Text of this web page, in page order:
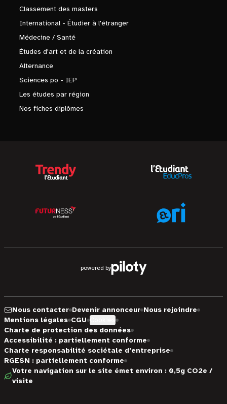
Classement des masters
International - Étudier à l'étranger
Médecine / Santé
Études d'art et de la création
Alternance
Sciences po - IEP
Les études par région
Nos fiches diplômes
powered by
Nous contacter Devenir annonceur Nous rejoindre
Mentions légales CGU
Charte de protection des données
Accessibilité : partiellement conforme
Charte responsabilité sociétale d'entreprise
RGESN : partiellement conforme
Votre navigation sur le site émet environ : 0,5g CO2e /
visite